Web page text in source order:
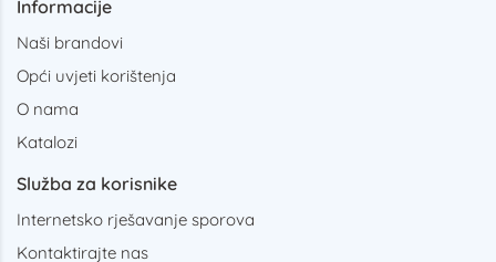
Informacije
Naši brandovi
Opći uvjeti korištenja
O nama
Katalozi
Služba za korisnike
Internetsko rješavanje sporova
Kontaktirajte nas